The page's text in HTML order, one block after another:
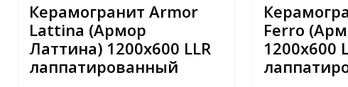
Керамогранит Armor
Lattina (Армор
Латтина) 1200х600 LLR
лаппатированный
Ferro
1200х600